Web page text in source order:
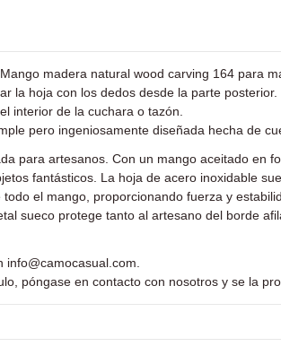
Mango madera natural wood carving 164 para
hoja con los dedos desde la parte
interior de la cuchara o tazón.
pero ingeniosamente diseñada hecha de
para artesanos. Con un mango aceitado en
fantásticos. La hoja de acero inoxidable
el mango, proporcionando fuerza y
sueco protege tanto al artesano del borde
info@camocasual.com.
póngase en contacto con nosotros y se la